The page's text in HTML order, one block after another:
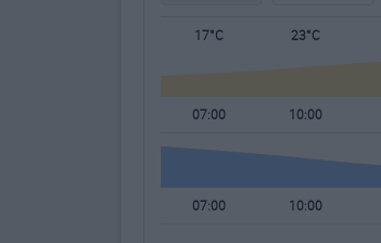
17°C 23°C
07:00 10:00
07:00 10:00